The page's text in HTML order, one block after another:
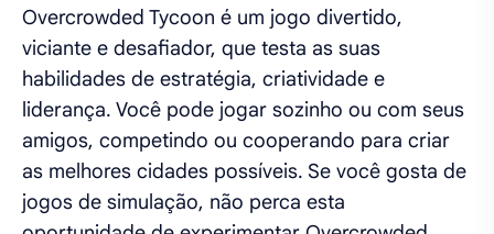
Overcrowded Tycoon é um jogo divertido,
viciante e desafiador, que testa as suas
habilidades de estratégia, criatividade e
liderança. Você pode jogar sozinho ou com seus
amigos, competindo ou cooperando para criar
as melhores cidades possíveis. Se você gosta de
jogos de simulação, não perca esta